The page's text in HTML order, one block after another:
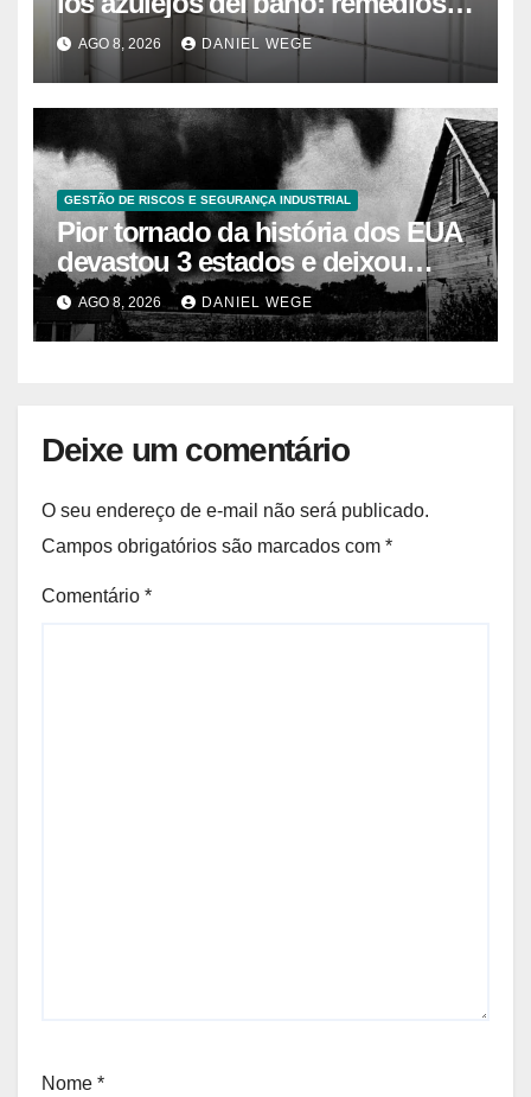
caseros efectivos
AGO 8, 2026 DANIEL WEGE
GESTÃO DE RISCOS E SEGURANÇA INDUSTRIAL
Pior tornado da história dos EUA
devastou 3 estados e deixou
centenas de mortos
AGO 8, 2026 DANIEL WEGE
Deixe um comentário
O seu endereço de e-mail não será publicado.
Campos obrigatórios são marcados com *
Comentário *
Nome *